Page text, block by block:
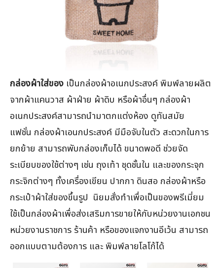
กล่องผ้าใส่ของ เป็นกล่องผ้าอเนกประสงค์ พิมพ์ลายผลิต
จากผ้าแคนวาส ผ้าฝ่าย ผ้าดิบ หรือผ้าอื่นๆ กล่องผ้า
อเนกประสงค์สามารถนำมาตกแต่งห้อง ดูทันสมัย
แฟชั่น กล่องผ้าเอนกประสงค์ มีมือจับในตัว สะดวกในการ
ยกย้าย สามารถพับกล่องเก็บได้ ขนาดพอดี ช่วยจัด
ระเบียบของใช้ต่างๆ เช่น ถุงเท้า ชุดชั้นใน และของกระจุก
กระจิกต่างๆ ทั้งเครื่องเขียน ปากกา ดินสอ กล่องผ้าหรือ
กระเป๋าผ้าใส่ของขึ้นรูป นิยมสั่งทำเพื่อเป็นของพรีเมี่ยม
ใช้เป็นกล่องผ้าเพื่อส่งเสริมการขายให้กับหน่วยงานเอกชน
หน่วยงานราชการ ร้านค้า หรือของแจกงานอีเว้น สามารถ
ออกแบบตามต้องการ และ พิมพ์ลายโลโก้ได้